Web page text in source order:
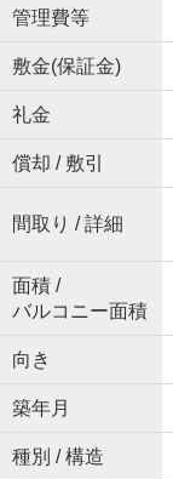
管理費等
敷金(保証金)
礼金
償却 / 敷引
間取り / 詳細
面積 /
バルコニー面積
向き
築年月
種別 / 構造